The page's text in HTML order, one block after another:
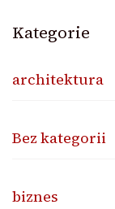
Kategorie
architektura
Bez kategorii
biznes